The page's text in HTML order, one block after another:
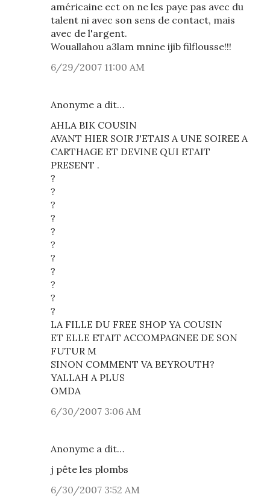
américaine ect on ne les paye pas avec du
talent ni avec son sens de contact, mais
avec de l'argent.
Wouallahou a3lam mnine ijib filflousse!!!
6/29/2007 11:00 AM
Anonyme a dit…
AHLA BIK COUSIN
AVANT HIER SOIR J'ETAIS A UNE SOIREE A
CARTHAGE ET DEVINE QUI ETAIT
PRESENT .
?
?
?
?
?
?
?
?
?
?
?
LA FILLE DU FREE SHOP YA COUSIN
ET ELLE ETAIT ACCOMPAGNEE DE SON
FUTUR M
SINON COMMENT VA BEYROUTH?
YALLAH A PLUS
OMDA
6/30/2007 3:06 AM
Anonyme a dit…
j pête les plombs
6/30/2007 3:52 AM